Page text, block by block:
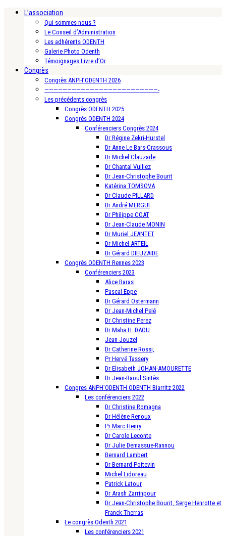
L’association
Qui sommes nous ?
Le Conseil d’Administration
Les adhérents ODENTH
Galerie Photo Odenth
Témoignages Livre d’Or
Congrès
Congrès ANPH’ODENTH 2026
—————————————————————————-
Les précédents congrès
Congrès ODENTH 2025
Congrès ODENTH 2024
Conférenciers Congrès 2024
Dr Régine Zekri-Hurstel
Dr Anne Le Bars-Crassous
Dr Michel Clauzade
Dr Chantal Vulliez
Dr Jean-Christophe Bourit
Katérina TOMSOVA
Dr Claude PILLARD
Dr André MERGUI
Dr Philippe COAT
Dr Jean-Claude MONIN
Dr Muriel JEANTET
Dr Michel ARTEIL
Dr Gérard DIEUZAIDE
Congrès ODENTH Rennes 2023
Conférenciers 2023
Alice Baras
Pascal Eppe
Dr Gérard Ostermann
Dr Jean-Michel Pelé
Dr Christine Perez
Dr Maha H. DAOU
Jean Jouzel
Dr Catherine Rossi,
Pr Hervé Tassery
Dr Elisabeth JOHAN-AMOURETTE
Dr Jean-Raoul Sintès
Congres ANPH’ODENTH ODENTH Biarritz 2022
Les conférenciers 2022
Dr Christine Romagna
Dr Hélène Renoux
Pr Marc Henry
Dr Carole Leconte
Dr Julie Demassue-Rannou
Bernard Lambert
Dr Bernard Poitevin
Michel Lidoreau
Patrick Latour
Dr Arash Zarrinpour
Dr Jean-Christophe Bourit, Serge Henrotte et
Franck Therras
Le congrès Odenth 2021
Les conférenciers 2021